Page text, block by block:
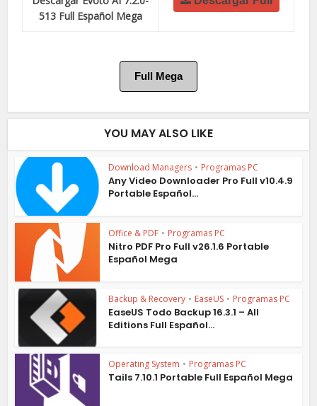
513 Full Español Mega
Full Mega
YOU MAY ALSO LIKE
Download Managers • Programas PC
Any Video Downloader Pro Full v10.4.9
Portable Español...
Office & PDF • Programas PC
Nitro PDF Pro Full v26.1.6 Portable
Español Mega
Backup & Recovery • EaseUS • Programas PC
EaseUS Todo Backup 16.3.1 – All
Editions Full Español...
Operating System • Programas PC
Tails 7.10.1 Portable Full Español Mega